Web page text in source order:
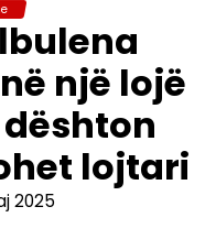
një lojë
lojtari
2025